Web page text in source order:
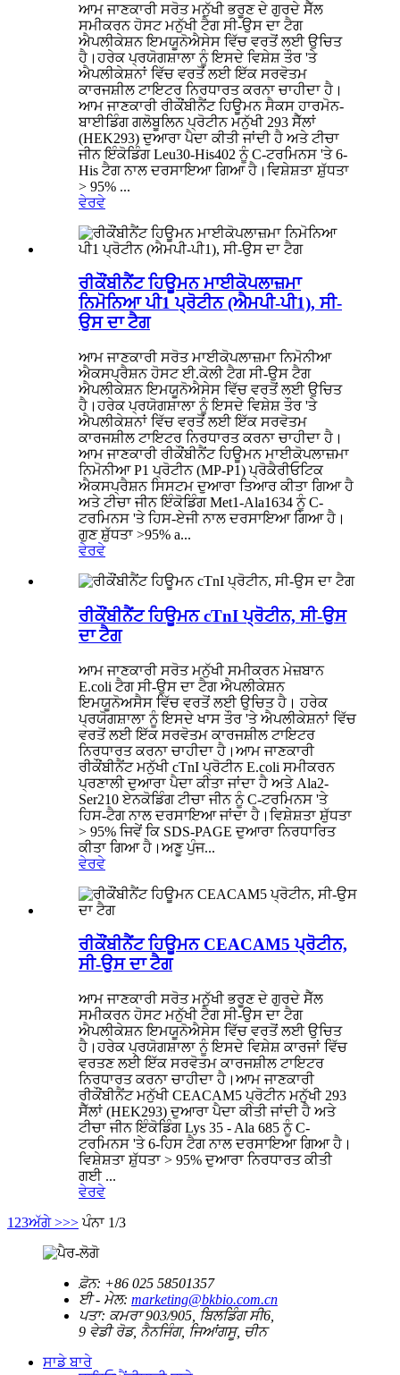
ਆਮ ਜਾਣਕਾਰੀ ਸਰੋਤ ਮਨੁੱਖੀ ਭਰੂਣ ਦੇ ਗੁਰਦੇ ਸੈੱਲ
ਸਮੀਕਰਨ ਹੋਸਟ ਮਨੁੱਖੀ ਟੈਗ ਸੀ-ਉਸ ਦਾ ਟੈਗ
ਐਪਲੀਕੇਸ਼ਨ ਇਮਯੂਨੋਐਸੇਸ ਵਿੱਚ ਵਰਤੋਂ ਲਈ ਉਚਿਤ
ਹੈ।ਹਰੇਕ ਪ੍ਰਯੋਗਸ਼ਾਲਾ ਨੂੰ ਇਸਦੇ ਵਿਸ਼ੇਸ਼ ਤੌਰ 'ਤੇ
ਐਪਲੀਕੇਸ਼ਨਾਂ ਵਿੱਚ ਵਰਤੋਂ ਲਈ ਇੱਕ ਸਰਵੋਤਮ
ਕਾਰਜਸ਼ੀਲ ਟਾਇਟਰ ਨਿਰਧਾਰਤ ਕਰਨਾ ਚਾਹੀਦਾ ਹੈ।
ਆਮ ਜਾਣਕਾਰੀ ਰੀਕੌਂਬੀਨੈਂਟ ਹਿਊਮਨ ਸੈਕਸ ਹਾਰਮੋਨ-
ਬਾਈਡਿੰਗ ਗਲੋਬੂਲਿਨ ਪ੍ਰੋਟੀਨ ਮਨੁੱਖੀ 293 ਸੈੱਲਾਂ
(HEK293) ਦੁਆਰਾ ਪੈਦਾ ਕੀਤੀ ਜਾਂਦੀ ਹੈ ਅਤੇ ਟੀਚਾ
ਜੀਨ ਇੰਕੋਡਿੰਗ Leu30-His402 ਨੂੰ C-ਟਰਮਿਨਸ 'ਤੇ 6-
His ਟੈਗ ਨਾਲ ਦਰਸਾਇਆ ਗਿਆ ਹੈ।ਵਿਸ਼ੇਸ਼ਤਾ ਸ਼ੁੱਧਤਾ
> 95% ...
ਵੇਰਵੇ
ਰੀਕੌਂਬੀਨੈਂਟ ਹਿਊਮਨ ਮਾਈਕੋਪਲਾਜ਼ਮਾ
ਨਿਮੋਨਿਆ ਪੀ1 ਪ੍ਰੋਟੀਨ (ਐਮਪੀ-ਪੀ1), ਸੀ-
ਉਸ ਦਾ ਟੈਗ
ਆਮ ਜਾਣਕਾਰੀ ਸਰੋਤ ਮਾਈਕੋਪਲਾਜ਼ਮਾ ਨਿਮੋਨੀਆ
ਐਕਸਪ੍ਰੈਸ਼ਨ ਹੋਸਟ ਈ.ਕੋਲੀ ਟੈਗ ਸੀ-ਉਸ ਟੈਗ
ਐਪਲੀਕੇਸ਼ਨ ਇਮਯੂਨੋਐਸੇਸ ਵਿੱਚ ਵਰਤੋਂ ਲਈ ਉਚਿਤ
ਹੈ।ਹਰੇਕ ਪ੍ਰਯੋਗਸ਼ਾਲਾ ਨੂੰ ਇਸਦੇ ਵਿਸ਼ੇਸ਼ ਤੌਰ 'ਤੇ
ਐਪਲੀਕੇਸ਼ਨਾਂ ਵਿੱਚ ਵਰਤੋਂ ਲਈ ਇੱਕ ਸਰਵੋਤਮ
ਕਾਰਜਸ਼ੀਲ ਟਾਇਟਰ ਨਿਰਧਾਰਤ ਕਰਨਾ ਚਾਹੀਦਾ ਹੈ।
ਆਮ ਜਾਣਕਾਰੀ ਰੀਕੌਂਬੀਨੈਂਟ ਹਿਊਮਨ ਮਾਈਕੋਪਲਾਜ਼ਮਾ
ਨਿਮੋਨੀਆ P1 ਪ੍ਰੋਟੀਨ (MP-P1) ਪ੍ਰੋਕੈਰੀਓਟਿਕ
ਐਕਸਪ੍ਰੈਸ਼ਨ ਸਿਸਟਮ ਦੁਆਰਾ ਤਿਆਰ ਕੀਤਾ ਗਿਆ ਹੈ
ਅਤੇ ਟੀਚਾ ਜੀਨ ਇੰਕੋਡਿੰਗ Met1-Ala1634 ਨੂੰ C-
ਟਰਮਿਨਸ 'ਤੇ ਹਿਸ-ਏਜੀ ਨਾਲ ਦਰਸਾਇਆ ਗਿਆ ਹੈ।
ਗੁਣ ਸ਼ੁੱਧਤਾ >95% a...
ਵੇਰਵੇ
ਰੀਕੌਂਬੀਨੈਂਟ ਹਿਊਮਨ cTnI ਪ੍ਰੋਟੀਨ, ਸੀ-ਉਸ
ਦਾ ਟੈਗ
ਆਮ ਜਾਣਕਾਰੀ ਸਰੋਤ ਮਨੁੱਖੀ ਸਮੀਕਰਨ ਮੇਜ਼ਬਾਨ
E.coli ਟੈਗ ਸੀ-ਉਸ ਦਾ ਟੈਗ ਐਪਲੀਕੇਸ਼ਨ
ਇਮਯੂਨੋਅਸੈਸ ਵਿੱਚ ਵਰਤੋਂ ਲਈ ਉਚਿਤ ਹੈ। ਹਰੇਕ
ਪ੍ਰਯੋਗਸ਼ਾਲਾ ਨੂੰ ਇਸਦੇ ਖਾਸ ਤੌਰ 'ਤੇ ਐਪਲੀਕੇਸ਼ਨਾਂ ਵਿੱਚ
ਵਰਤੋਂ ਲਈ ਇੱਕ ਸਰਵੋਤਮ ਕਾਰਜਸ਼ੀਲ ਟਾਇਟਰ
ਨਿਰਧਾਰਤ ਕਰਨਾ ਚਾਹੀਦਾ ਹੈ।ਆਮ ਜਾਣਕਾਰੀ
ਰੀਕੌਂਬੀਨੈਂਟ ਮਨੁੱਖੀ cTnI ਪ੍ਰੋਟੀਨ E.coli ਸਮੀਕਰਨ
ਪ੍ਰਣਾਲੀ ਦੁਆਰਾ ਪੈਦਾ ਕੀਤਾ ਜਾਂਦਾ ਹੈ ਅਤੇ Ala2-
Ser210 ਏਨਕੋਡਿੰਗ ਟੀਚਾ ਜੀਨ ਨੂੰ C-ਟਰਮਿਨਸ 'ਤੇ
ਹਿਸ-ਟੈਗ ਨਾਲ ਦਰਸਾਇਆ ਜਾਂਦਾ ਹੈ।ਵਿਸ਼ੇਸ਼ਤਾ ਸ਼ੁੱਧਤਾ
> 95% ਜਿਵੇਂ ਕਿ SDS-PAGE ਦੁਆਰਾ ਨਿਰਧਾਰਿਤ
ਕੀਤਾ ਗਿਆ ਹੈ।ਅਣੂ ਪੁੰਜ...
ਵੇਰਵੇ
ਰੀਕੌਂਬੀਨੈਂਟ ਹਿਊਮਨ CEACAM5 ਪ੍ਰੋਟੀਨ,
ਸੀ-ਉਸ ਦਾ ਟੈਗ
ਆਮ ਜਾਣਕਾਰੀ ਸਰੋਤ ਮਨੁੱਖੀ ਭਰੂਣ ਦੇ ਗੁਰਦੇ ਸੈੱਲ
ਸਮੀਕਰਨ ਹੋਸਟ ਮਨੁੱਖੀ ਟੈਗ ਸੀ-ਉਸ ਦਾ ਟੈਗ
ਐਪਲੀਕੇਸ਼ਨ ਇਮਯੂਨੋਐਸੇਸ ਵਿੱਚ ਵਰਤੋਂ ਲਈ ਉਚਿਤ
ਹੈ।ਹਰੇਕ ਪ੍ਰਯੋਗਸ਼ਾਲਾ ਨੂੰ ਇਸਦੇ ਵਿਸ਼ੇਸ਼ ਕਾਰਜਾਂ ਵਿੱਚ
ਵਰਤਣ ਲਈ ਇੱਕ ਸਰਵੋਤਮ ਕਾਰਜਸ਼ੀਲ ਟਾਇਟਰ
ਨਿਰਧਾਰਤ ਕਰਨਾ ਚਾਹੀਦਾ ਹੈ।ਆਮ ਜਾਣਕਾਰੀ
ਰੀਕੌਂਬੀਨੈਂਟ ਮਨੁੱਖੀ CEACAM5 ਪ੍ਰੋਟੀਨ ਮਨੁੱਖੀ 293
ਸੈੱਲਾਂ (HEK293) ਦੁਆਰਾ ਪੈਦਾ ਕੀਤੀ ਜਾਂਦੀ ਹੈ ਅਤੇ
ਟੀਚਾ ਜੀਨ ਇੰਕੋਡਿੰਗ Lys 35 - Ala 685 ਨੂੰ C-
ਟਰਮਿਨਸ 'ਤੇ 6-ਹਿਸ ਟੈਗ ਨਾਲ ਦਰਸਾਇਆ ਗਿਆ ਹੈ।
ਵਿਸ਼ੇਸ਼ਤਾ ਸ਼ੁੱਧਤਾ > 95% ਦੁਆਰਾ ਨਿਰਧਾਰਤ ਕੀਤੀ
ਗਈ ...
ਵੇਰਵੇ
1 23ਅੱਗੇ >>> ਪੰਨਾ 1/3
ਫ਼ੋਨ: +86 025 58501357
ਈ - ਮੇਲ: marketing@bkbio.com.cn
ਪਤਾ: ਕਮਰਾ 903/905, ਬਿਲਡਿੰਗ ਸੀ6,
9 ਵੇਡੀ ਰੋਡ, ਨੈਨਜਿੰਗ, ਜਿਆਂਗਸੂ, ਚੀਨ
ਸਾਡੇ ਬਾਰੇ